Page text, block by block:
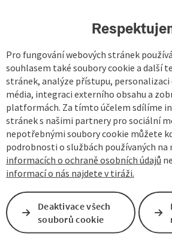
Označit příspěvek
Pro fungování webových stránek
souhlasem také soubory cookie a další
stránek, analýze přístupu,
média, integraci externího obsahu a
platformách. Za tímto účelem sdílíme
stránek s našimi partnery pro sociální
nepotřebnými soubory cookie můžete
podrobnosti o službách používaných
informacích o ochraně osobních údajů
informací o nás najdete v tiráži.
Deaktivace všech
souborů cookie